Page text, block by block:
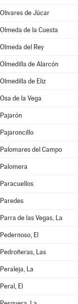
Olivares de Júcar
Olmeda de la Cuesta
Olmeda del Rey
Olmedilla de Alarcón
Olmedilla de Eliz
Osa de la Vega
Pajarón
Pajaroncillo
Palomares del Campo
Palomera
Paracuellos
Paredes
Parra de las Vegas, La
Pedernoso, El
Pedroñeras, Las
Peraleja, La
Peral, El